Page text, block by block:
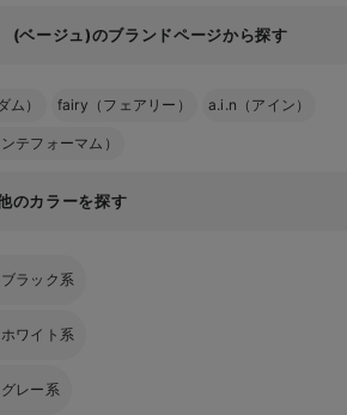
(ベージュ)のブランドページから探す
） fairy（フェアリー） a.i.n（アイン）
テフォーマム）
のカラーを探す
ブラック系
ホワイト系
グレー系